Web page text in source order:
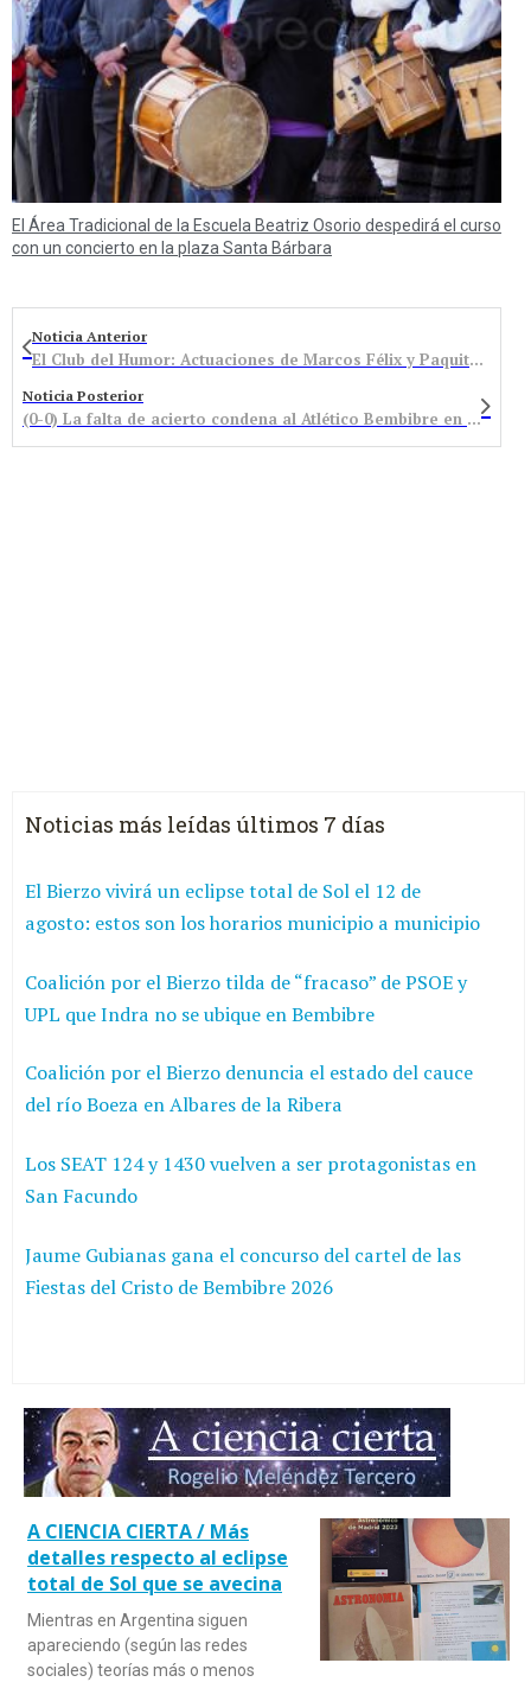
El Área Tradicional de la Escuela Beatriz Osorio despedirá el curso
con un concierto en la plaza Santa Bárbara
Noticia Anterior
El Club del Humor: Actuaciones de Marcos Félix y Paquito Caballero
Noticia Posterior
(0-0) La falta de acierto condena al Atlético Bembibre en La Granja
Noticias más leídas últimos 7 días
El Bierzo vivirá un eclipse total de Sol el 12 de
agosto: estos son los horarios municipio a municipio
Coalición por el Bierzo tilda de “fracaso” de PSOE y
UPL que Indra no se ubique en Bembibre
Coalición por el Bierzo denuncia el estado del cauce
del río Boeza en Albares de la Ribera
Los SEAT 124 y 1430 vuelven a ser protagonistas en
San Facundo
Jaume Gubianas gana el concurso del cartel de las
Fiestas del Cristo de Bembibre 2026
A CIENCIA CIERTA / Más
detalles respecto al eclipse
total de Sol que se avecina
Mientras en Argentina siguen
apareciendo (según las redes
sociales) teorías más o menos